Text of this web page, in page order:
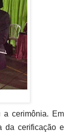
a cerimônia. Em
da cerificação e